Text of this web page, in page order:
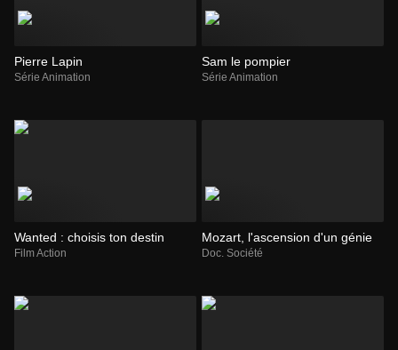
Pierre Lapin
Série Animation
Sam le pompier
Série Animation
Wanted : choisis ton destin
Film Action
Mozart, l'ascension d'un génie
Doc. Société